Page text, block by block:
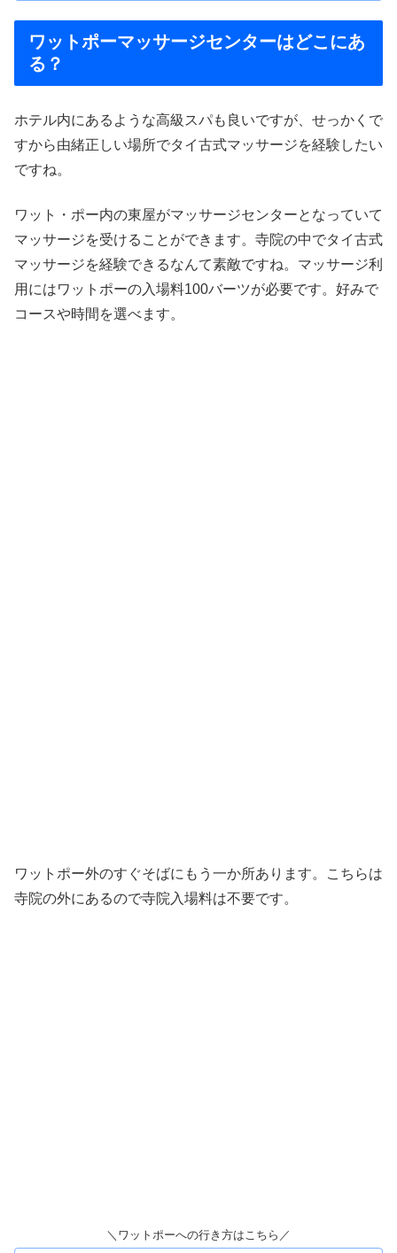
ワットポーマッサージセンターはどこにあ
る？
ホテル内にあるような高級スパも良いですが、せっかくで
すから由緒正しい場所でタイ古式マッサージを経験したい
ですね。
ワット・ポー内の東屋がマッサージセンターとなっていて
マッサージを受けることができます。寺院の中でタイ古式
マッサージを経験できるなんて素敵ですね。マッサージ利
用にはワットポーの入場料100バーツが必要です。好みで
コースや時間を選べます。
ワットポー外のすぐそばにもう一か所あります。こちらは
寺院の外にあるので寺院入場料は不要です。
＼ワットポーへの行き方はこちら／